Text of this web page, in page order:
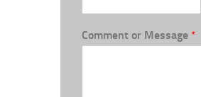
Comment or Message *